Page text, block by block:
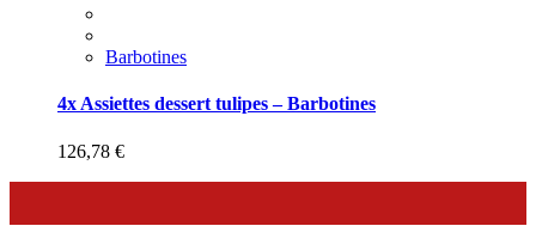
Barbotines
4x Assiettes dessert tulipes – Barbotines
126,78 €